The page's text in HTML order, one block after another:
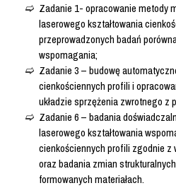
Zadanie 1- opracowanie metody
laserowego kształtowania
przeprowadzonych badań
wspomagania;
Zadanie 3 – budowę
cienkościennych profili i
układzie sprzężenia zwrotnego z
Zadanie 6 – badania
laserowego kształtowania
cienkościennych profili zgodnie z
oraz badania zmian
formowanych materiałach.